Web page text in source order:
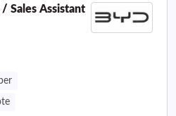
Sales Assistant